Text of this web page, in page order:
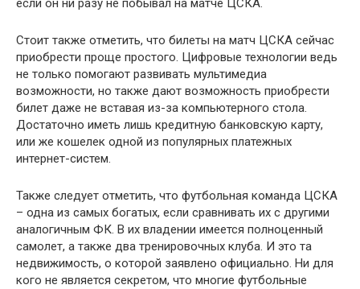
если он ни разу не побывал на матче ЦСКА.
Стоит также отметить, что билеты на матч ЦСКА сейчас
приобрести проще простого. Цифровые технологии ведь
не только помогают развивать мультимедиа
возможности, но также дают возможность приобрести
билет даже не вставая из-за компьютерного стола.
Достаточно иметь лишь кредитную банковскую карту,
или же кошелек одной из популярных платежных
интернет-систем.
Также следует отметить, что футбольная команда ЦСКА
– одна из самых богатых, если сравнивать их с другими
аналогичным ФК. В их владении имеется полноценный
самолет, а также два тренировочных клуба. И это та
недвижимость, о которой заявлено официально. Ни для
кого не является секретом, что многие футбольные